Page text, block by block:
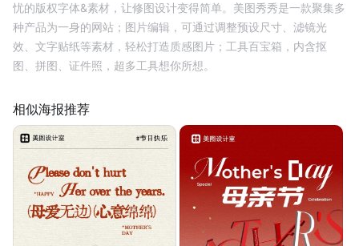
忧的版权字体&素材，让修图设计变得简单。美图秀秀是一款聚集多
种产品为一身的网站；图片编辑，可通过调整预设尺寸、滤镜光
效、文字贴纸等素材，轻松打造质感图片；工具百宝箱，内含抠
图、拼图、证件照，超多工具想你所想。
相似海报推荐